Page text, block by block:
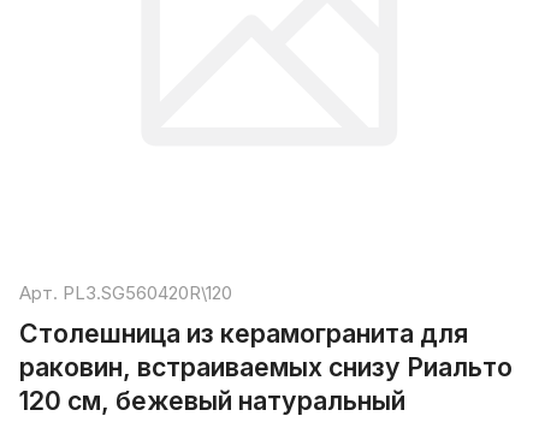
Арт. PL3.SG560420R\120
Столешница из керамогранита для
раковин, встраиваемых снизу Риальто
120 см, бежевый натуральный